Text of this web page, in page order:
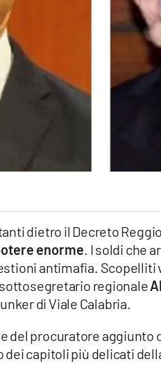
dietro il Decreto
enorme. I soldi che
antimafia. Scopelliti
regionale
di Viale Calabria.
del procuratore aggiunto
dei capitoli più delicati